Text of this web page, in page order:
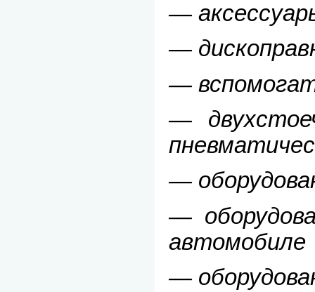
—
—
—
—
—
—
автомобиле
—